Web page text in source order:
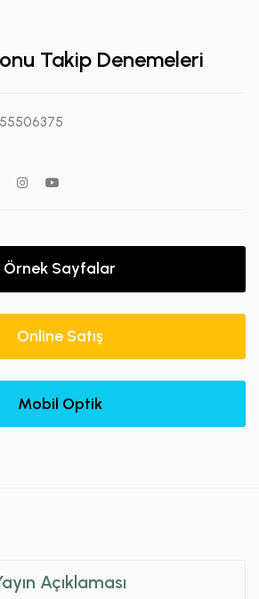
Takip Denemeleri
Örnek Sayfalar
Online Satış
Mobil Optik
Açıklaması